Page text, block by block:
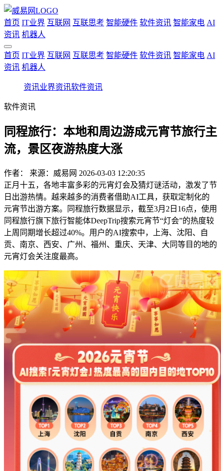
首页 IT业界 互联网 互联思考 智能硬件 软件资讯 智能家电 AI
资讯 机器人
首页 IT业界 互联网 互联思考 智能硬件 软件资讯 智能家电 AI
资讯 机器人
资讯业界资讯软件资讯
软件资讯
同程旅行：本地和周边游成元宵节旅行主
流，景区夜游热度大涨
作者： 来源：威易网 2026-03-03 12:20:35
正月十五，各地丰富多彩的元宵灯会及猜灯谜活动，激发了节
日出游热情。越来越多的消费者借助AI工具，获取定制化的
元宵节出游方案。同程旅行数据显示，截至3月2日16点，使用
同程旅行旗下旅行智能体DeepTrip搜索元宵节“灯会”的热度较
上周同期增长超过40%。用户的AI搜索中，上海、沈阳、自
贡、南京、西安、广州、福州、重庆、天津、大同等目的地的
元宵灯会关注度最高。